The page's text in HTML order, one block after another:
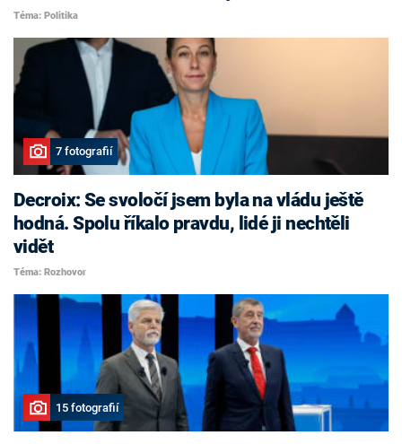
Téma: Politika
7 fotografií
Decroix: Se svoločí jsem byla na vládu ještě
hodná. Spolu říkalo pravdu, lidé ji nechtěli
vidět
Téma: Rozhovor
15 fotografií